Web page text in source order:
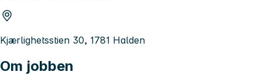
Kjærlighetsstien 30, 1781 Halden
Om jobben